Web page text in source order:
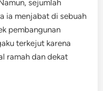
sejumlah
ia menjabat di sebuah
pembangunan
terkejut karena
ramah dan dekat